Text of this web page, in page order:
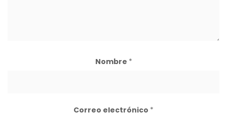
Nombre *
Correo electrónico *